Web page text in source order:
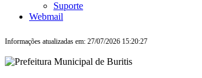
Suporte
Webmail
Informações atualizadas em: 27/07/2026 15:20:27